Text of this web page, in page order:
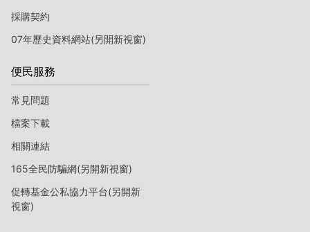
採購契約
07年歷史資料網站(另開新視窗)
便民服務
常見問題
檔案下載
相關連結
165全民防騙網(另開新視窗)
促轉基金公私協力平台(另開新
視窗)